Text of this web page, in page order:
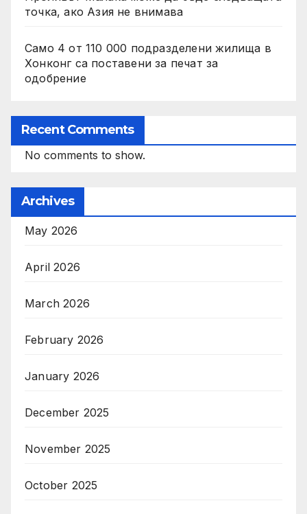
точка, ако Азия не внимава
Само 4 от 110 000 подразделени жилища в
Хонконг са поставени за печат за
одобрение
Recent Comments
No comments to show.
Archives
May 2026
April 2026
March 2026
February 2026
January 2026
December 2025
November 2025
October 2025